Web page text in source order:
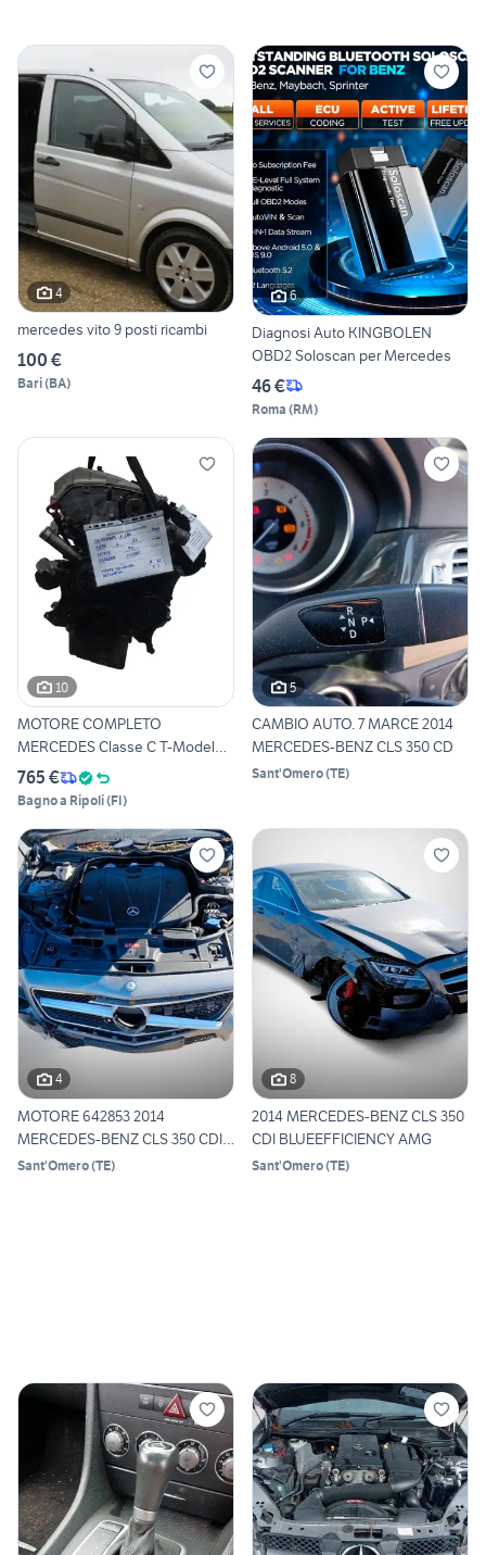
4
mercedes vito 9 posti ricambi
100 €
Bari(BA)
6
Diagnosi Auto KINGBOLEN
OBD2 Soloscan per Mercedes
46 €
Roma (RM)
10
MOTORE COMPLETO
MERCEDES Classe C T-Model
(S202) 1
765 €
Bagno a Ripoli(FI)
5
CAMBIO AUTO. 7 MARCE 2014
MERCEDES-BENZ CLS 350 CD
Sant'Omero(TE)
4
MOTORE 642853 2014
MERCEDES-BENZ CLS 350 CDI
3.0D
Sant'Omero(TE)
8
2014 MERCEDES-BENZ CLS 350
CDI BLUEEFFICIENCY AMG
Sant'Omero(TE)